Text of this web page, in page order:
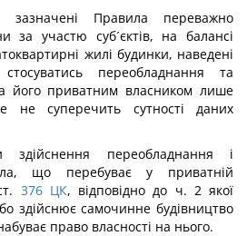
Правила переважно
за участю суб´єктів, на балансі
жилі будинки, наведені
переобладнання та
його приватним власником лише
суперечить сутності даних
здійснення переобладнання і
що перебуває у приватній
376 ЦК, відповідно до ч. 2 якої
здійснює самочинне будівництво
право власності на нього.